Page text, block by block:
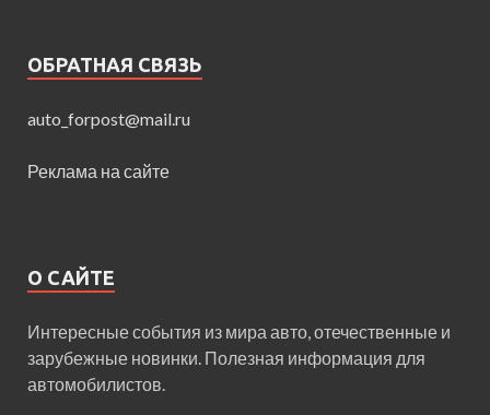
ОБРАТНАЯ СВЯЗЬ
auto_forpost@mail.ru
Реклама на сайте
О САЙТЕ
Интересные события из мира авто, отечественные и
зарубежные новинки. Полезная информация для
автомобилистов.